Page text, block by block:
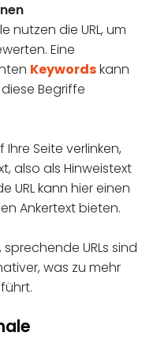
nutzen die URL, um
Eine
Keywordskann
Begriffe
Seite verlinken,
also als Hinweistext
URL kann hier einen
Ankertext bieten.
URLs sind
was zu mehr